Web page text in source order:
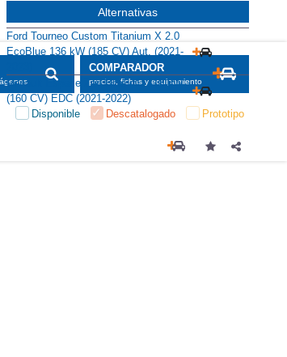
COMPARADOR
precios, fichas y equipamiento
Disponible Descatalogado Prototipo
Alternativas
Ford Tourneo Custom Titanium X 2.0
EcoBlue 136 kW (185 CV) Aut. (2021-
Renault Espace Zen Blue dCi 118 kW
(160 CV) EDC (2021-2022)